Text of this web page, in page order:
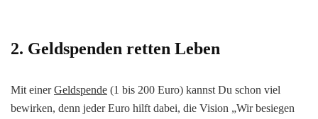
2. Geldspenden retten Leben
Mit einerGeldspende (1 bis 200 Euro) kannst Du schon viel
bewirken, denn jeder Euro hilft dabei, die Vision „Wir besiegen